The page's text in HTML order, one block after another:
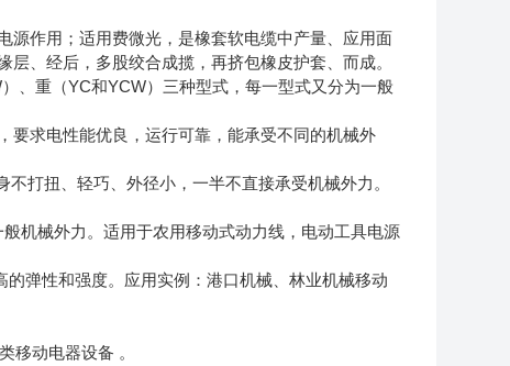
源作用；适用费微光，是橡套软电缆中产量、应用面
、经后，多股绞合成揽，再挤包橡皮护套、而成。
、重（YC和YCW）三种型式，每一型式又分为一般
要求电性能优良，运行可靠，能承受不同的机械外
打扭、轻巧、外径小，一半不直接承受机械外力。
机械外力。适用于农用移动式动力线，电动工具电源
弹性和强度。应用实例：港口机械、林业机械移动
移动电器设备 。